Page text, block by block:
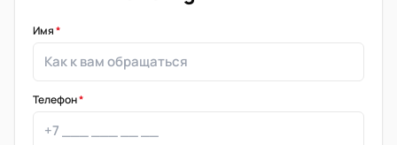
Имя*
Телефон*